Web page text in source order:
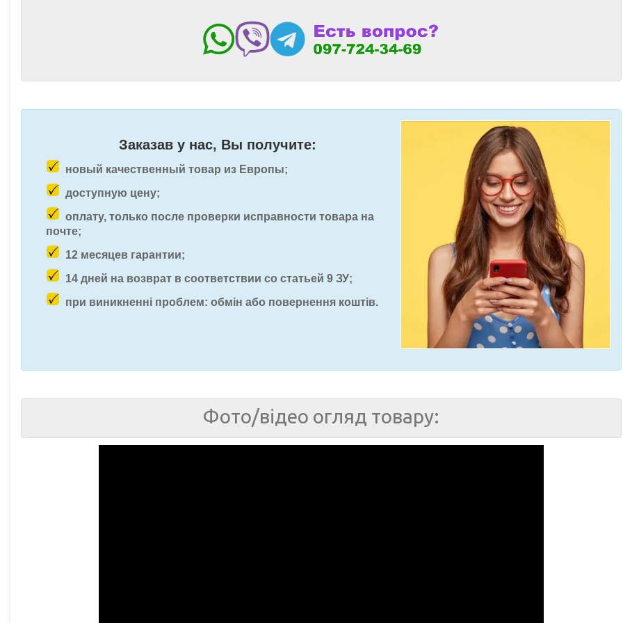
Заказав у нас, Вы получите:
новый качественный товар из Европы;
доступную цену;
оплату, только после проверки исправности товара на
почте;
12 месяцев гарантии;
14 дней на возврат в соответствии со статьей 9 ЗУ;
при виникненні проблем: обмін або повернення коштів.
Фото/відео огляд товару: